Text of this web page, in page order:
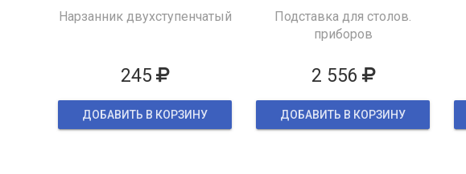
Нарзанник двухступенчатый
245
ДОБАВИТЬ В КОРЗИНУ
Подставка для столов.
приборов
2 556
ДОБАВИТЬ В КОРЗИНУ